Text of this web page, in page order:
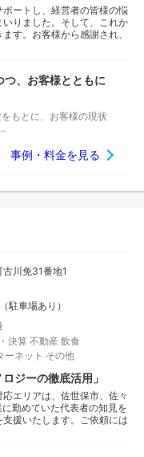
ートし、経営者の皆様の悩
りました。そして、これか
す。お客様から感謝され、
つ、お客様とともに
もとに、お客様の現状
事例・料金を見る
川免31番地1
駐車場あり）
決算 不動産 飲食
ーネット その他
ジーの徹底活用」
エリアは、佐世保市、佐々
勤めていた代表者の知見を
援いたします。ご依頼には